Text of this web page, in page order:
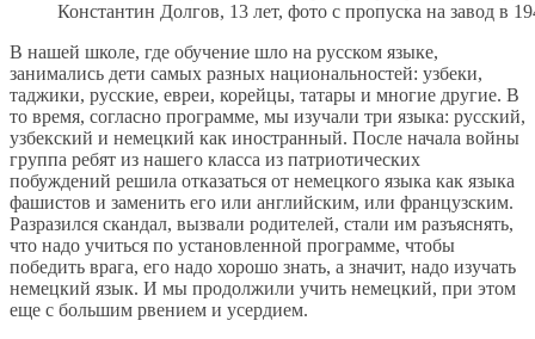
Константин Долгов, 13 лет, фото с пропуска на завод в
В нашей школе, где обучение шло на русском языке,
занимались дети самых разных национальностей: узбеки,
таджики, русские, евреи, корейцы, татары и многие другие. В
то время, согласно программе, мы изучали три языка: русский,
узбекский и немецкий как иностранный. После начала войны
группа ребят из нашего класса из патриотических
побуждений решила отказаться от немецкого языка как языка
фашистов и заменить его или английским, или французским.
Разразился скандал, вызвали родителей, стали им разъяснять,
что надо учиться по установленной программе, чтобы
победить врага, его надо хорошо знать, а значит, надо изучать
немецкий язык. И мы продолжили учить немецкий, при этом
еще с большим рвением и усердием.